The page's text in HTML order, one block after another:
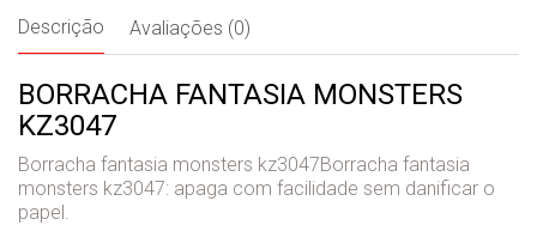
Descrição Avaliações (0)
BORRACHA FANTASIA MONSTERS
KZ3047
Borracha fantasia monsters kz3047Borracha fantasia
monsters kz3047: apaga com facilidade sem danificar o
papel.